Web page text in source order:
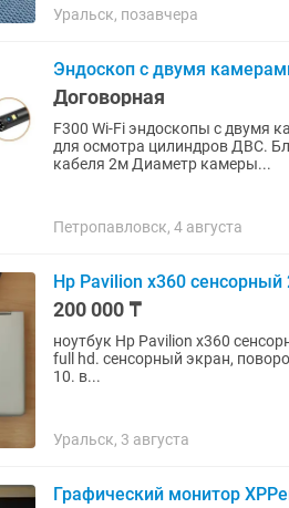
Уральск, позавчера
Эндоскоп с двумя
Договорная
F300 Wi-Fi эндоскопы с двумя камерами Full-HD 1920×1080P / 1920×1080
для осмотра цилиндров ДВС.
кабеля 2м Диаметр камеры...
Петропавловск, 4 августа
Hp Pavilion x360 сенсорный
200 000 ₸
ноутбук Hp Pavilion x360
full hd. сенсорный экран,
10. в...
Уральск, 3 августа
Графический монитор